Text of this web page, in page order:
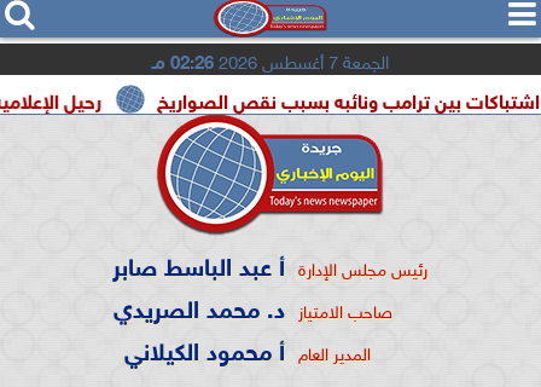
  
الجمعة 7 أغسطس 2026 02:26 مـ
رحيل الإعلامية سونيا ترامب ونائبه بسبب نقص الصواريخ
رئيس مجلس الإدارة أ عبد الباسط صابر
صاحب الامتياز د. محمد الصريدي
المدير العام أ محمود الكيلاني